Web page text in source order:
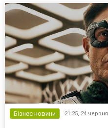
героев Angry Bi...
Бізнес новини 21:25, 24 червня